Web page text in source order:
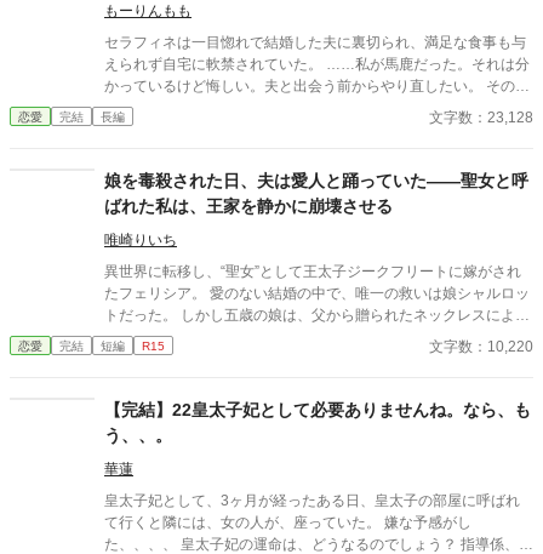
もーりんもも
セラフィネは一目惚れで結婚した夫に裏切られ、満足な食事も与
えられず自宅に軟禁されていた。 ……私が馬鹿だった。それは分
かっているけど悔しい。夫と出会う前からやり直したい。 そのチ
ャンスを手に入れたセラフィネは復讐を誓う――。 ※ＡＩ学習禁
止・無断転載禁止・無断翻訳禁止・無断朗読禁止
恋愛 完結 長編 文字数：23,128
娘を毒殺された日、夫は愛人と踊っていた――聖女と呼
ばれた私は、王家を静かに崩壊させる
唯崎りいち
異世界に転移し、“聖女”として王太子ジークフリートに嫁がされ
たフェリシア。 愛のない結婚の中で、唯一の救いは娘シャルロッ
トだった。 しかし五歳の娘は、父から贈られたネックレスによっ
て毒殺される。 娘が死んだ日。 王宮では祝賀会が開かれ、夫は愛
人と踊っていた。 誰も娘の死を悲しまない世界で、ただ一人涙を
る。 “聖女は子を産んではならない”という王家の禁忌と、娘の死
の裏にある政治的思惑を。 ――これは、娘を奪われた聖女が、王
家を静かに崩壊へ導いていく物語。
恋愛 完結 短編 R15 文字数：10,220
【完結】22皇太子妃として必要ありませんね。なら、も
う、、。
華蓮
皇太子妃として、3ヶ月が経ったある日、皇太子の部屋に呼ばれ
て行くと隣には、女の人が、座っていた。 嫌な予感がし
た、、、、 皇太子妃の運命は、どうなるのでしょう？ 指導係、教